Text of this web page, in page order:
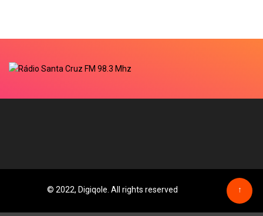
© 2022, Digiqole. All rights reserved ↑